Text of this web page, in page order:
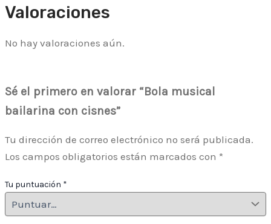
Valoraciones
No hay valoraciones aún.
Sé el primero en valorar “Bola musical
bailarina con cisnes”
Tu dirección de correo electrónico no será publicada.
Los campos obligatorios están marcados con *
Tu puntuación *